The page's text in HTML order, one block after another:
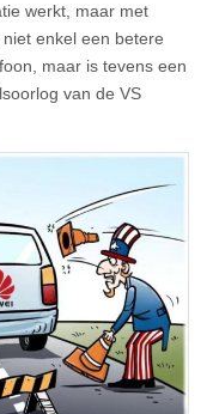
werkt, maar met
enkel een betere
maar is tevens een
van de VS